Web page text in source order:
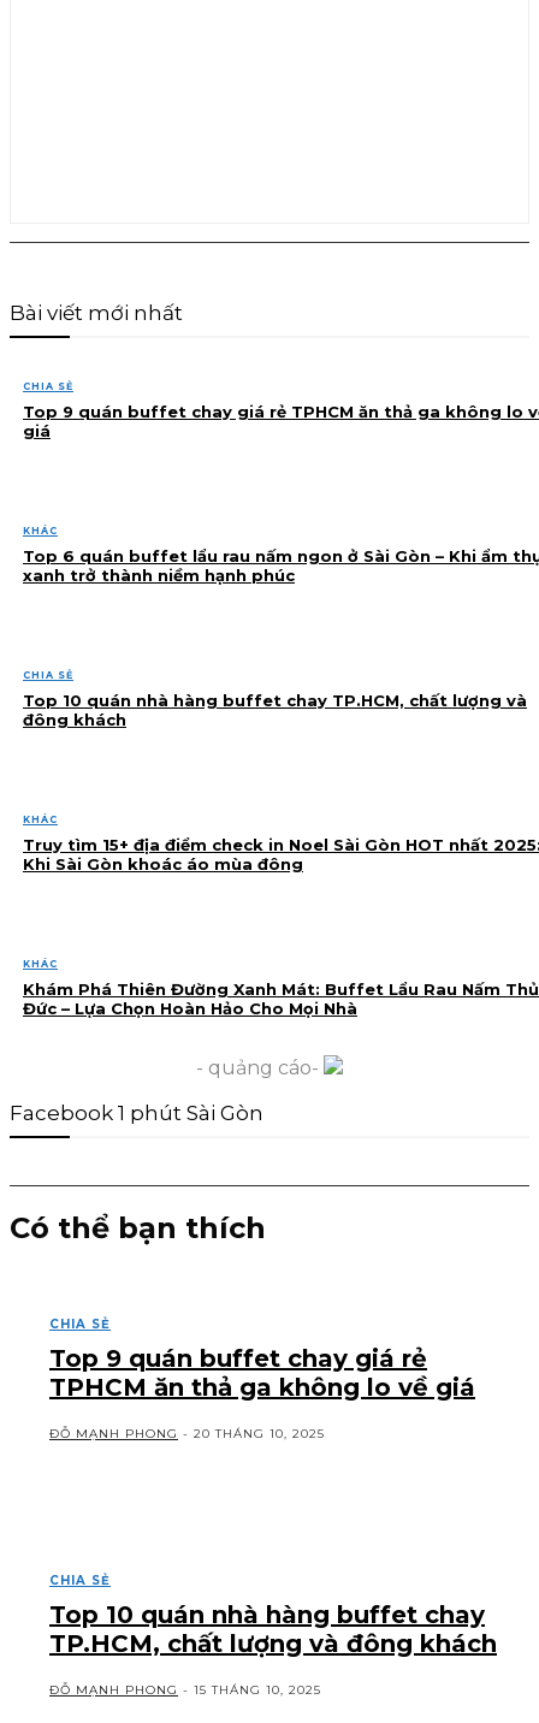
Bài viết mới nhất
CHIA SẺ
Top 9 quán buffet chay giá rẻ TPHCM ăn thả ga không lo
giá
KHÁC
Top 6 quán buffet lẩu rau nấm ngon ở Sài Gòn – Khi ẩm
xanh trở thành niềm hạnh phúc
CHIA SẺ
Top 10 quán nhà hàng buffet chay TP.HCM, chất lượng và
đông khách
KHÁC
Truy tìm 15+ địa điểm check in Noel Sài Gòn HOT nhất
Khi Sài Gòn khoác áo mùa đông
KHÁC
Khám Phá Thiên Đường Xanh Mát: Buffet Lẩu Rau Nấm Thủ
Đức – Lựa Chọn Hoàn Hảo Cho Mọi Nhà
- quảng cáo-
Facebook 1 phút Sài Gòn
Có thể bạn thích
CHIA SẺ
Top 9 quán buffet chay giá rẻ
TPHCM ăn thả ga không lo về giá
ĐỖ MẠNH PHONG - 20 THÁNG 10, 2025
CHIA SẺ
Top 10 quán nhà hàng buffet chay
TP.HCM, chất lượng và đông khách
ĐỖ MẠNH PHONG - 15 THÁNG 10, 2025